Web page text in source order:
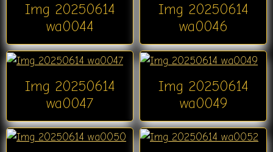
Img 20250614
wa0044
Img 20250614
wa0046
Img 20250614
wa0047
Img 20250614
wa0049